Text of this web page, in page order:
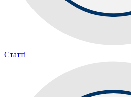
Статті